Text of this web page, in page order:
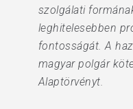
szolgálati
leghitelesebben
fontosságát. A
magyar polgár
Alaptörvényt.